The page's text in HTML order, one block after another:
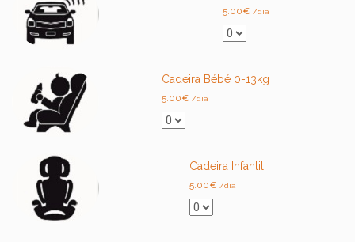
5.00€ /dia
Cadeira Bébé 0-13kg
5.00€ /dia
Cadeira Infantil
5.00€ /dia